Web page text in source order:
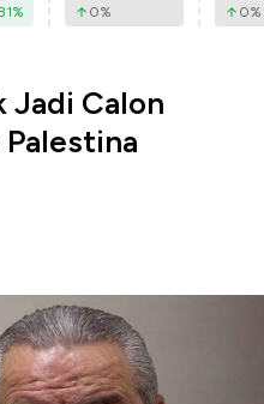
% 0% 0%
Jadi Calon